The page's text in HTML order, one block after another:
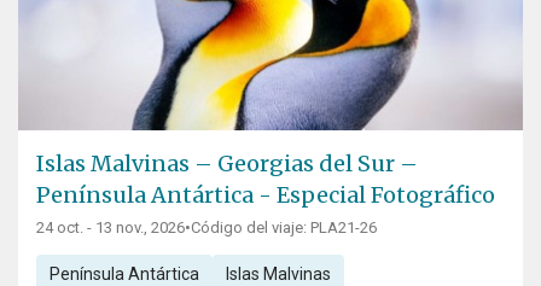
Islas Malvinas – Georgias del Sur –
Península Antártica - Especial Fotográfico
24 oct. - 13 nov., 2026•Código del viaje: PLA21-26
Península Antártica Islas Malvinas